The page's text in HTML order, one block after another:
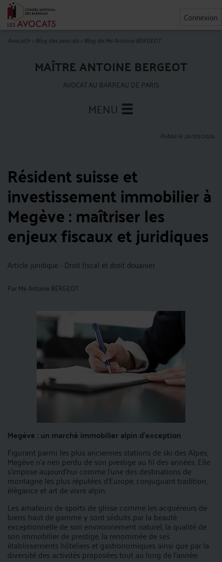
Connexion
Avocat.fr>Blog des avocats >Blog de Me Antoine BERGEOT
MAÎTRE ANTOINE BERGEOT
AVOCAT AU BARREAU DE PARIS
MENU
Publié le 26/03/2026
Résident suisse et
investissement immobilier à
Megève : maîtriser les
enjeux fiscaux et juridiques
Article juridique - Droit fiscal et droit douanier
ParMe Antoine BERGEOT
Megève : un marché immobilier alpin d’exception
Figurant parmi les plus anciennes stations de ski des Alpes,
Megève n’a rien perdu de son prestige au fil des années. Elle
s’impose aujourd’hui comme l’une des destinations de
montagne les plus réputées d’Europe, conjuguant tradition,
élégance et art de vivre alpin.
Les amateurs de sports de glisse comme les acquéreurs de
biens haut de gamme y sont séduits par la beauté
exceptionnelle de son environnement naturel, la qualité de
son immobilier de prestige, la renommée de ses
établissements hôteliers et gastronomiques ainsi que par la
diversité des activités proposées tout au long de l’année.